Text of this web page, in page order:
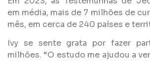
em média, mais de 7 milhões de
mês, em cerca de 240 países e
Ivy se sente grata por fazer
milhões. “O estudo me ajudou a